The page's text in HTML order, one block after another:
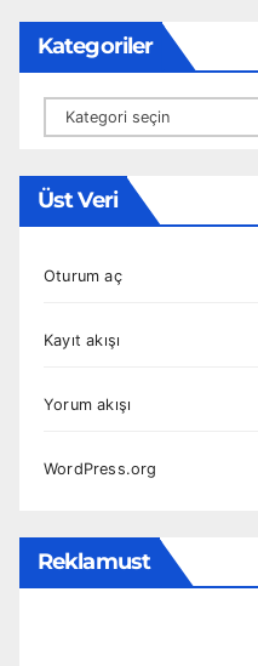
Kategoriler
Kategoriler
Üst Veri
Oturum aç
Kayıt akışı
Yorum akışı
WordPress.org
Reklamust